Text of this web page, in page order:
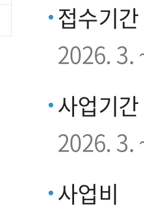
접수기간
2026. 3.
사업기간
2026. 3.
사업비